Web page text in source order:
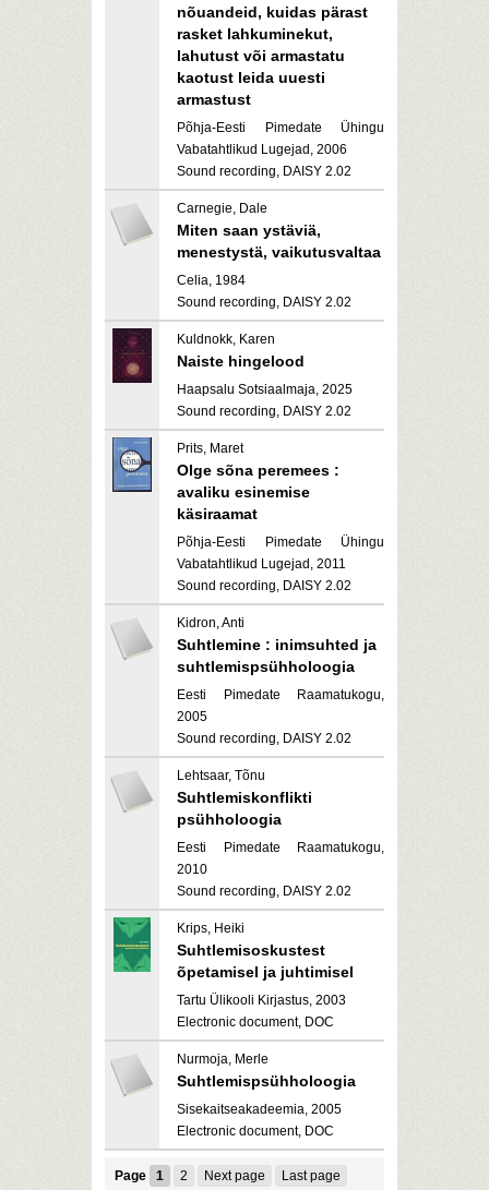
nõuandeid, kuidas pärast
rasket lahkuminekut,
lahutust või armastatu
kaotust leida uuesti
armastust
Põhja-Eesti Pimedate Ühingu
Vabatahtlikud Lugejad, 2006
Sound recording, DAISY 2.02
Carnegie, Dale
Miten saan ystäviä,
menestystä, vaikutusvaltaa
Celia, 1984
Sound recording, DAISY 2.02
Kuldnokk, Karen
Naiste hingelood
Haapsalu Sotsiaalmaja, 2025
Sound recording, DAISY 2.02
Prits, Maret
Olge sõna peremees :
avaliku esinemise
käsiraamat
Põhja-Eesti Pimedate Ühingu
Vabatahtlikud Lugejad, 2011
Sound recording, DAISY 2.02
Kidron, Anti
Suhtlemine : inimsuhted ja
suhtlemispsühholoogia
Eesti Pimedate Raamatukogu,
2005
Sound recording, DAISY 2.02
Lehtsaar, Tõnu
Suhtlemiskonflikti
psühholoogia
Eesti Pimedate Raamatukogu,
2010
Sound recording, DAISY 2.02
Krips, Heiki
Suhtlemisoskustest
õpetamisel ja juhtimisel
Tartu Ülikooli Kirjastus, 2003
Electronic document, DOC
Nurmoja, Merle
Suhtlemispsühholoogia
Sisekaitseakadeemia, 2005
Electronic document, DOC
Page 1 2 Next page Last page